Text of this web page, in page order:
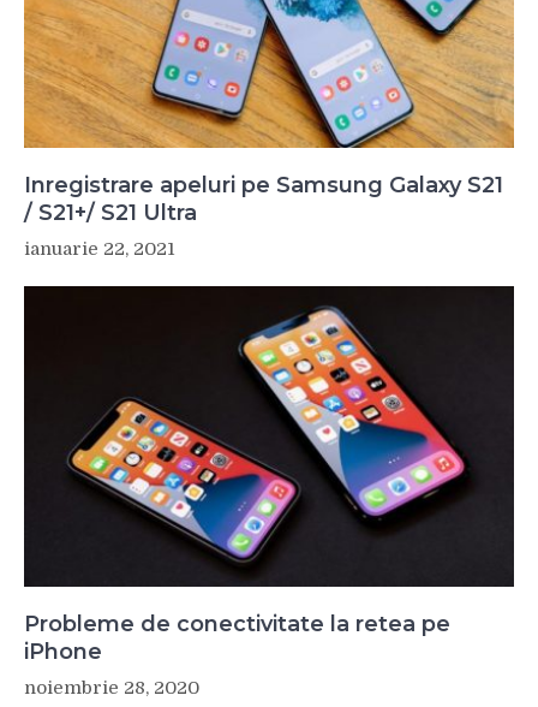
Inregistrare apeluri pe Samsung Galaxy S21
/ S21+/ S21 Ultra
ianuarie 22, 2021
Probleme de conectivitate la retea pe
iPhone
noiembrie 28, 2020